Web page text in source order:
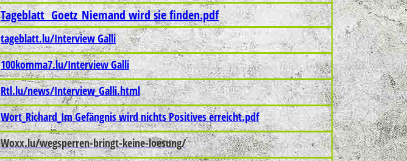
Tageblatt_ Goetz_Niemand wird sie finden.pdf
tageblatt.lu/Interview Galli
100komma7.lu/Interview Galli
Rtl.lu/news/Interview_Galli.html
Wort_Richard_Im Gefängnis wird nichts Positives erreicht.pdf
Woxx.lu/wegsperren-bringt-keine-loesung/